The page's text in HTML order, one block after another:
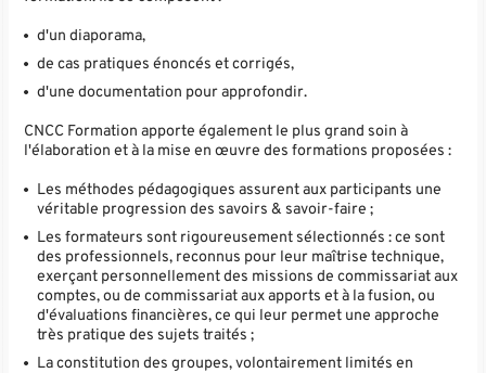
d'un diaporama,
de cas pratiques énoncés et corrigés,
d'une documentation pour approfondir.
CNCC Formation apporte également le plus grand soin à
l'élaboration et à la mise en œuvre des formations proposées :
Les méthodes pédagogiques assurent aux participants une
véritable progression des savoirs & savoir-faire ;
Les formateurs sont rigoureusement sélectionnés : ce sont
des professionnels, reconnus pour leur maîtrise technique,
exerçant personnellement des missions de commissariat aux
comptes, ou de commissariat aux apports et à la fusion, ou
d'évaluations financières, ce qui leur permet une approche
très pratique des sujets traités ;
La constitution des groupes, volontairement limités en